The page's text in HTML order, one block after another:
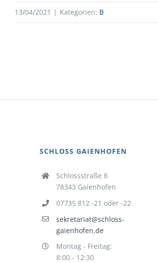
13/04/2021 | Kategorien: B
SCHLOSS GAIENHOFEN
Schlossstraße 8
78343 Gaienhofen
07735 812 -21 oder -22
sekretariat@schloss-
gaienhofen.de
Montag - Freitag:
8:00 - 12:30